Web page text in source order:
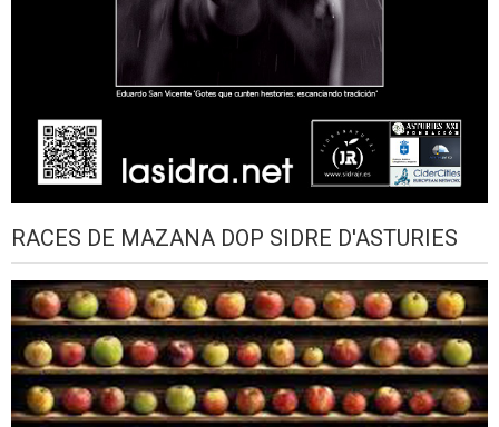
RACES DE MAZANA DOP SIDRE D'ASTURIES